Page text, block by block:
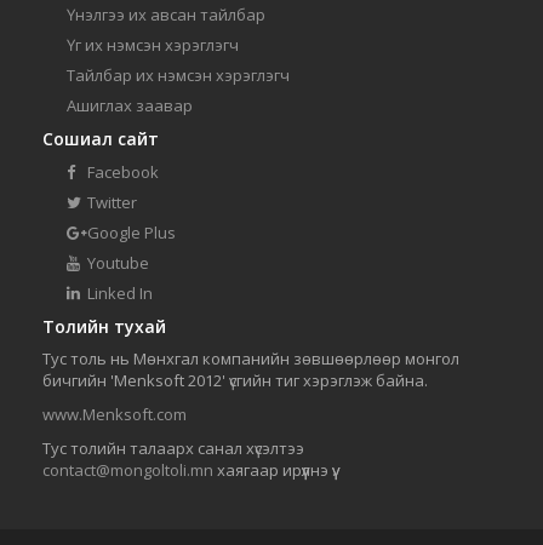
Үнэлгээ их авсан тайлбар
Үг их нэмсэн хэрэглэгч
Тайлбар их нэмсэн хэрэглэгч
Ашиглах заавар
Сошиал сайт
Facebook
Twitter
Google Plus
Youtube
Linked In
Толийн тухай
Тус толь нь Мөнхгал компанийн зөвшөөрлөөр монгол
бичгийн 'Menksoft 2012' үсгийн тиг хэрэглэж байна.
www.Menksoft.com
Тус толийн талаарх санал хүсэлтээ
contact@mongoltoli.mn хаягаар ирүүлнэ үү.